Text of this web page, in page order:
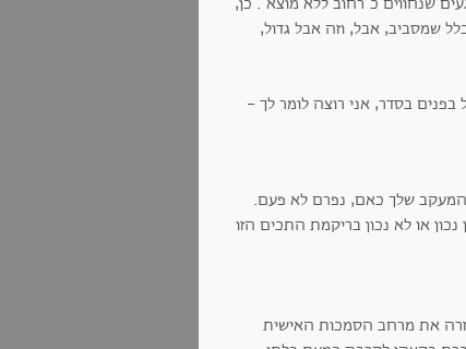
שמסביב, אבל, וזה אבל גדול,
בסדר, אני רוצה לומר לך -
והמעקב שלך כאם, נפרם לא פעם.
או לא נכון בריקמת התכים הזו
את מרחב הסמכות האישית